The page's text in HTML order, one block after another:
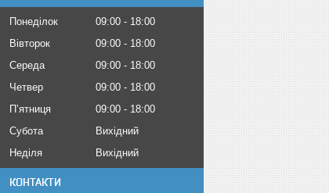
Понеділок 09:00
18:00
Вівторок
09:00
18:00
Середа
09:00
18:00
Четвер
09:00
18:00
Пʼятниця
09:00
18:00
Субота
Вихідний
Неділя
Вихідний
КОНТАКТИ